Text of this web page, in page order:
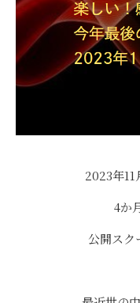
2023年11
4か
公開スク